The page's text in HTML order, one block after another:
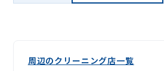
周辺のクリーニング店一覧